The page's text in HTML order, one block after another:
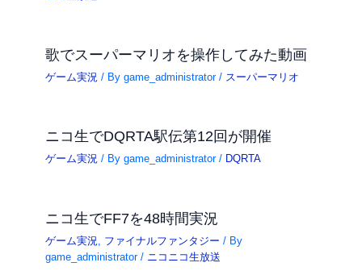
歌でスーパーマリオを操作してみた動画
ゲーム実況 / Bygame_administrator/ スーパーマリオ
ニコ生でDQRTA駅伝第12回が開催
ゲーム実況 / Bygame_administrator/ DQRTA
ニコ生でFF7を48時間実況
ゲーム実況 ファイナルファンタジー / By
game_administrator/ ニコニコ生放送